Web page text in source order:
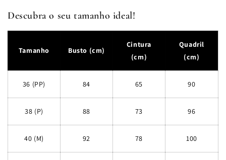
Descubra o seu tamanho ideal!
Tamanho Busto (cm)
Cintura
(cm)
Quadril
(cm)
36 (PP) 84 65 90
38 (P) 88 73 96
40 (M) 92 78 100